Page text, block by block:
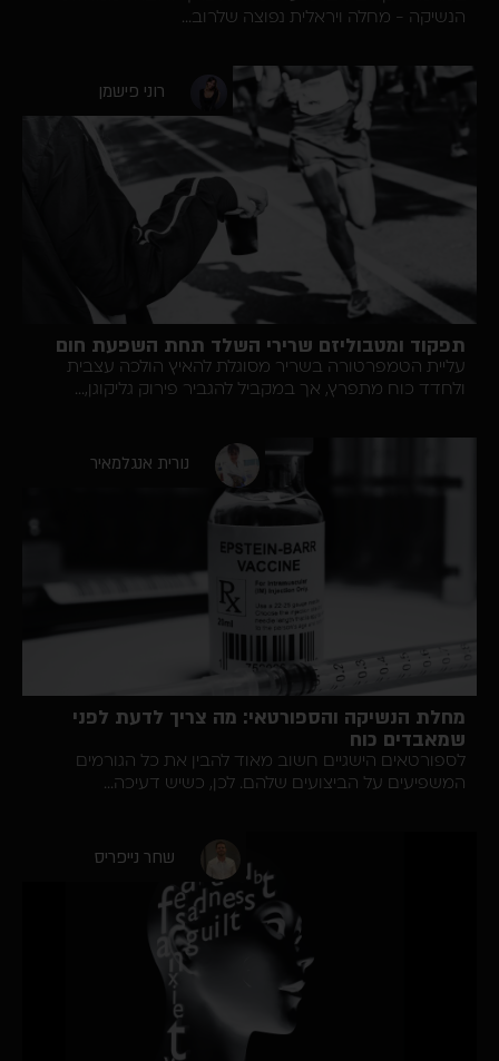
- מחלה ויראלית נפוצה שלרוב...
רוני פישמן
ומטבוליזם שרירי השלד תחת השפעת חום
הטמפרטורה בשריר מסוגלת להאיץ הולכה עצבית
כוח מתפרץ, אך במקביל להגביר פירוק גליקוגן,...
נורית אנגלמאיר
הנשיקה והספורטאי: מה צריך לדעת לפני
כוח
הישגיים חשוב מאוד להבין את כל הגורמים
על הביצועים שלהם. לכן, כשיש דעיכה...
שחר נייפריס